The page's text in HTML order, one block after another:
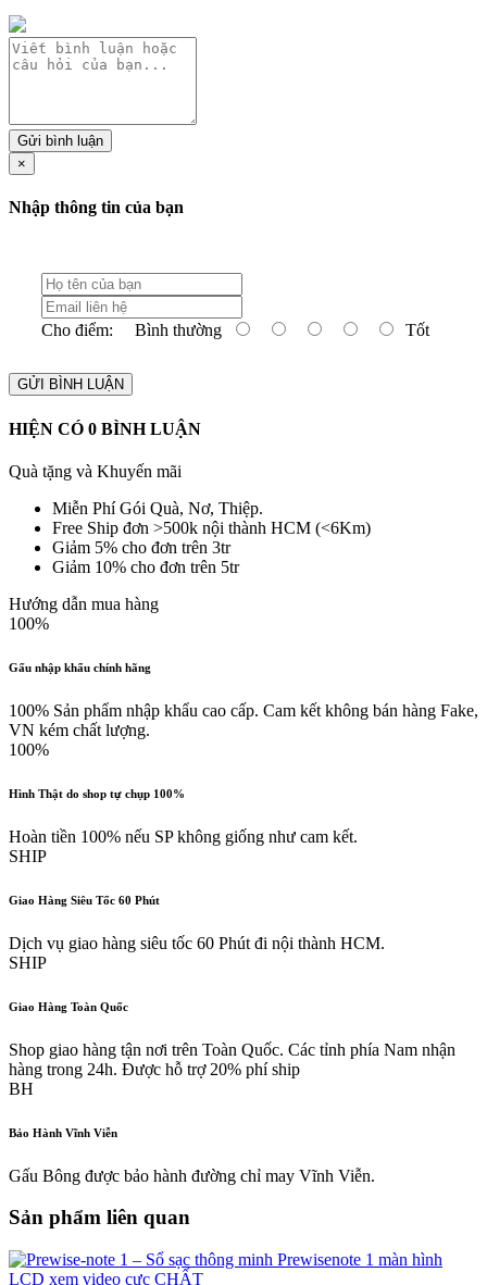
Gửi bình luận
×
Nhập thông tin của bạn
Cho điểm: Bình thường Tốt
GỬI BÌNH LUẬN
HIỆN CÓ 0 BÌNH LUẬN
Quà tặng và Khuyến mãi
Miễn Phí Gói Quà, Nơ, Thiệp.
Free Ship đơn >500k nội thành HCM (<6Km)
Giảm 5% cho đơn trên 3tr
Giảm 10% cho đơn trên 5tr
Hướng dẫn mua hàng
100%
Gấu nhập khẩu chính hãng
100% Sản phẩm nhập khẩu cao cấp. Cam kết không bán hàng Fake,
VN kém chất lượng.
100%
Hình Thật do shop tự chụp 100%
Hoàn tiền 100% nếu SP không giống như cam kết.
SHIP
Giao Hàng Siêu Tốc 60 Phút
Dịch vụ giao hàng siêu tốc 60 Phút đi nội thành HCM.
SHIP
Giao Hàng Toàn Quốc
Shop giao hàng tận nơi trên Toàn Quốc. Các tỉnh phía Nam nhận
hàng trong 24h. Được hỗ trợ 20% phí ship
BH
Bảo Hành Vĩnh Viễn
Gấu Bông được bảo hành đường chỉ may Vĩnh Viễn.
Sản phẩm liên quan